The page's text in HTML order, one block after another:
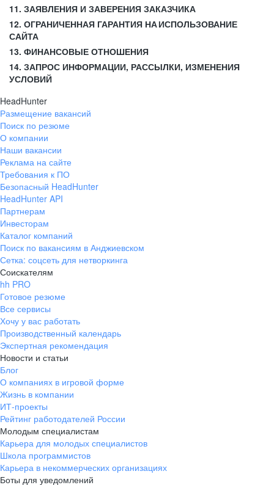
11. ЗАЯВЛЕНИЯ И ЗАВЕРЕНИЯ ЗАКАЗЧИКА
12. ОГРАНИЧЕННАЯ ГАРАНТИЯ НА ИСПОЛЬЗОВАНИЕ
САЙТА
13. ФИНАНСОВЫЕ ОТНОШЕНИЯ
14. ЗАПРОС ИНФОРМАЦИИ, РАССЫЛКИ, ИЗМЕНЕНИЯ
УСЛОВИЙ
HeadHunter
Размещение вакансий
Поиск по резюме
О компании
Наши вакансии
Реклама на сайте
Требования к ПО
Безопасный HeadHunter
HeadHunter API
Партнерам
Инвесторам
Каталог компаний
Поиск по вакансиям в Анджиевском
Сетка: соцсеть для нетворкинга
Соискателям
hh PRO
Готовое резюме
Все сервисы
Хочу у вас работать
Производственный календарь
Экспертная рекомендация
Новости и статьи
Блог
О компаниях в игровой форме
Жизнь в компании
ИТ-проекты
Рейтинг работодателей России
Молодым специалистам
Карьера для молодых специалистов
Школа программистов
Карьера в некоммерческих организациях
Боты для уведомлений